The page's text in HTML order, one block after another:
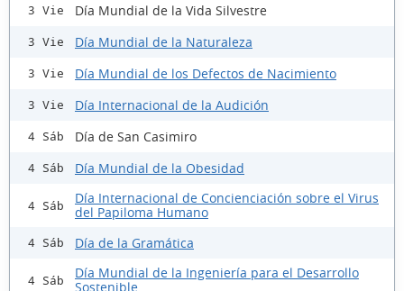
3 Vie Día Mundial de la Vida Silvestre
3 Vie Día Mundial de la Naturaleza
3 Vie Día Mundial de los Defectos de Nacimiento
3 Vie Día Internacional de la Audición
4 Sáb Día de San Casimiro
4 Sáb Día Mundial de la Obesidad
4 Sáb
Día Internacional de Concienciación sobre el Virus
del Papiloma Humano
4 Sáb Día de la Gramática
4 Sáb
Día Mundial de la Ingeniería para el Desarrollo
Sostenible